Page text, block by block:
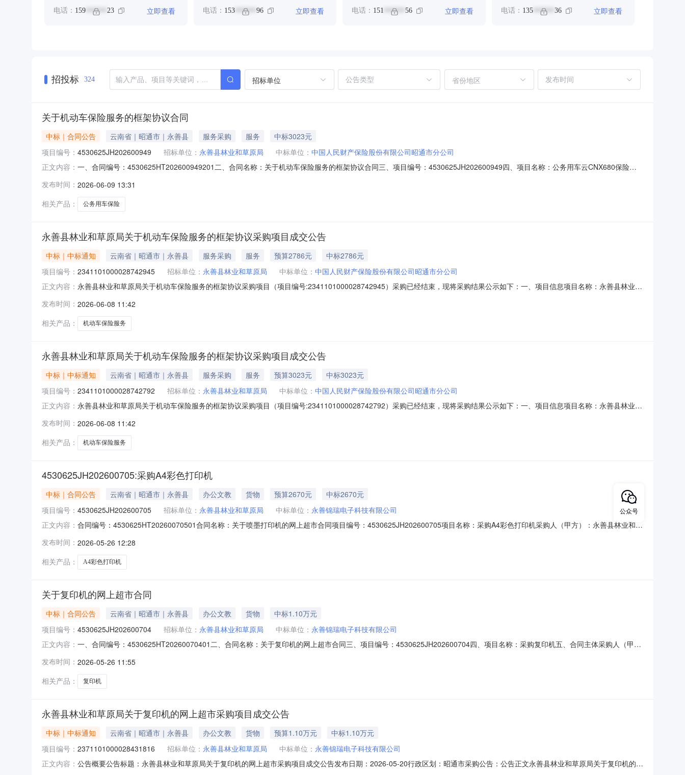
电话： 159 ****** 23 立即查看 电话： 153****** 96 立即查看 电话： 151 ****** 56 立即查看 电话： 135****** 36 立即查看
招投标 324 招标单位 省份地区
关于机动车保险服务的框架协议合同
中标｜合同公告 云南省｜昭通市｜永善县 服务采购 服务
中标3023元
项目编号： 4530625JH202600949 招标单位： 永善县林业和草原局 中标单位： 中国人民财产保险股份有限公司昭通市分公司
正文内容： 一、合同编号：4530625HT202600949201二、合同名称：关于机动车保险服务的框架协议合同三、项目编号：4530625JH202600949四、项目名称：公务用车云CNX680保险费
财产保险股份有限公司昭通市分公司地址：云南省昭通昭阳区环城东路404号联系方式：08702221639六、合同主要信息主要标的名称：公务用车保
发布时间： 2026-06-09 13:31
相关产品：
公务用车保险
永善县林业和草原局关于机动车保险服务的框架协议采购项目成交公告
中标｜中标通知 云南省｜昭通市｜永善县 服务采购 服务 预算2786元
中标2786元
项目编号： 2341101000028742945 招标单位： 永善县林业和草原局 中标单位： 中国人民财产保险股份有限公司昭通市分公司
正文内容： 永善县林业和草原局关于机动车保险服务的框架协议采购项目（项目编号:2341101000028742945）采购已经结束，现将采购结果公示如下：一、项目信息项目名称：永善县林业和
划金额14530625JH202600949-22786.3预算总额（元）：项目所在行政区划编码：530625项目所在行政区划名称：云南省昭通市永善县报价起止时
发布时间： 2026-06-08 11:42
相关产品：
机动车保险服务
永善县林业和草原局关于机动车保险服务的框架协议采购项目成交公告
中标｜中标通知 云南省｜昭通市｜永善县 服务采购 服务 预算3023元
中标3023元
项目编号： 2341101000028742792 招标单位： 永善县林业和草原局 中标单位： 中国人民财产保险股份有限公司昭通市分公司
正文内容： 永善县林业和草原局关于机动车保险服务的框架协议采购项目（项目编号:2341101000028742792）采购已经结束，现将采购结果公示如下：一、项目信息项目名称：永善县林业和
划金额14530625JH202600949-13023.06预算总额（元）：项目所在行政区划编码：530625项目所在行政区划名称：云南省昭通市永善县报价起止
发布时间： 2026-06-08 11:42
相关产品：
机动车保险服务
4530625JH202600705:采购A4彩色打印机
中标｜合同公告 云南省｜昭通市｜永善县 办公文教 货物 预算2670元
中标2670元
项目编号： 4530625JH202600705 招标单位： 永善县林业和草原局 中标单位： 永善锦瑞电子科技有限公司
正文内容： 合同编号：4530625HT20260070501合同名称：关于喷墨打印机的网上超市合同项目编号：4530625JH202600705项目名称：采购A4彩色打印机采购人（甲方）：永善县林业和草
构：进口产品审核前公示：采购公告（或单一来源审核前公示）：专家抽取记录：中标、成交公告：永善县林业和草原局关于喷墨打印机的网上超市采购项目成交公告
发布时间： 2026-05-26 12:28
相关产品：
A4彩色打印机
关于复印机的网上超市合同
中标｜合同公告 云南省｜昭通市｜永善县 办公文教 货物
中标1.10万元
项目编号： 4530625JH202600704 招标单位： 永善县林业和草原局 中标单位： 永善锦瑞电子科技有限公司
正文内容： 一、合同编号：4530625HT20260070401二、合同名称：关于复印机的网上超市合同三、项目编号：4530625JH202600704四、项目名称：采购复印机五、合同主体采购人（甲
进社区环城路联系方式：13608703381六、合同主要信息主要标的名称：采购复印机规格型号（或服务要求）：柯尼卡美能达bizhubC226复印机主要标的数量：1主
发布时间： 2026-05-26 11:55
相关产品：
复印机
永善县林业和草原局关于复印机的网上超市采购项目成交公告
中标｜中标通知 云南省｜昭通市｜永善县 办公文教 货物 预算1.10万元
中标1.10万元
项目编号： 2371101000028431816 招标单位： 永善县林业和草原局 中标单位： 永善锦瑞电子科技有限公司
正文内容： 公告概要公告标题：永善县林业和草原局关于复印机的网上超市采购项目成交公告发布日期：2026-05-20行政区划：昭通市采购公告：公告正文永善县林业和草原局关于复印机的网
公众号